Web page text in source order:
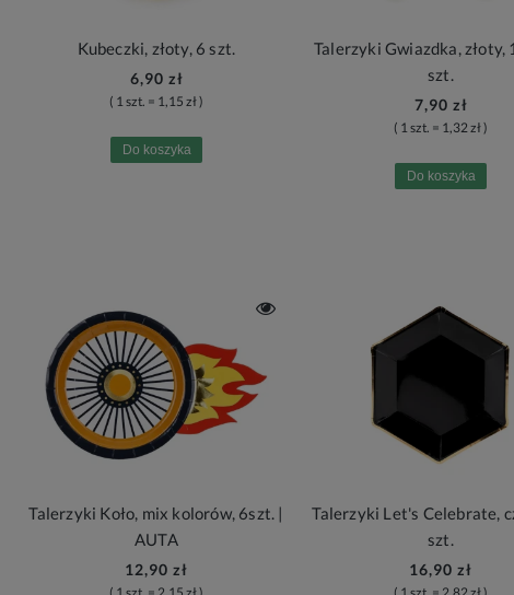
Kubeczki, złoty, 6 szt.
6,90 zł
( 1 szt. = 1,15 zł )
Do koszyka
Talerzyki Gwiazdka, złoty,
szt.
7,90 zł
( 1 szt. = 1,32 zł )
Do koszyka
Talerzyki Koło, mix kolorów, 6szt. |
AUTA
12,90 zł
Talerzyki Let's Celebrate,
szt.
16,90 zł